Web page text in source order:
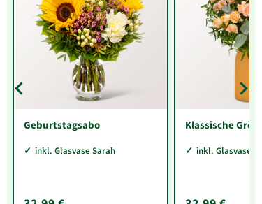
Geburtstagsabo
inkl. Glasvase Sarah
Klassische Größe
inkl. Glasvase